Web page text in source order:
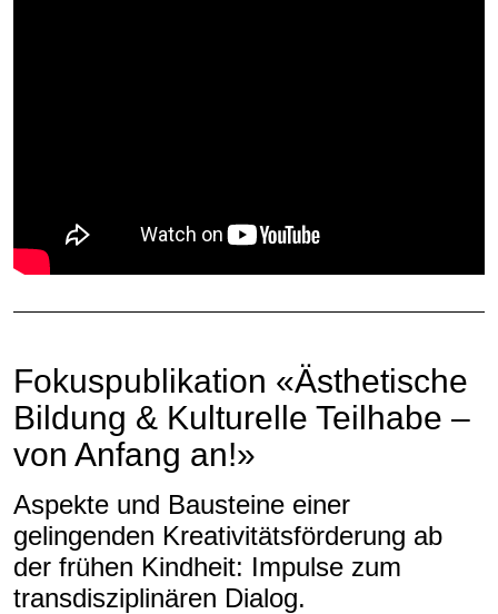
Fokuspublikation «Ästhetische
Bildung & Kulturelle Teilhabe –
von Anfang an!»
Aspekte und Bausteine einer
gelingenden Kreativitätsförderung ab
der frühen Kindheit: Impulse zum
transdisziplinären Dialog.